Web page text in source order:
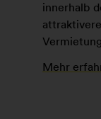
innerhalb
Mehr